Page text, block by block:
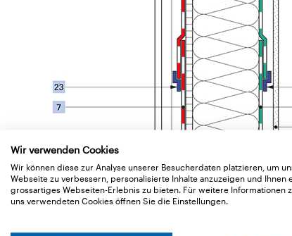
Wir verwenden Cookies
Wir können diese zur Analyse unserer Besucherdaten platzieren, um
Webseite zu verbessern, personalisierte Inhalte anzuzeigen und Ihnen
grossartiges Webseiten-Erlebnis zu bieten. Für weitere Informationen
uns verwendeten Cookies öffnen Sie die Einstellungen.